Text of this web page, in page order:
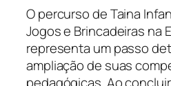
O percurso de Taina
Jogos e Brincadeiras na
representa um passo
ampliação de suas